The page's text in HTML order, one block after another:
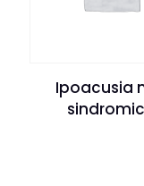
Ipoacusia